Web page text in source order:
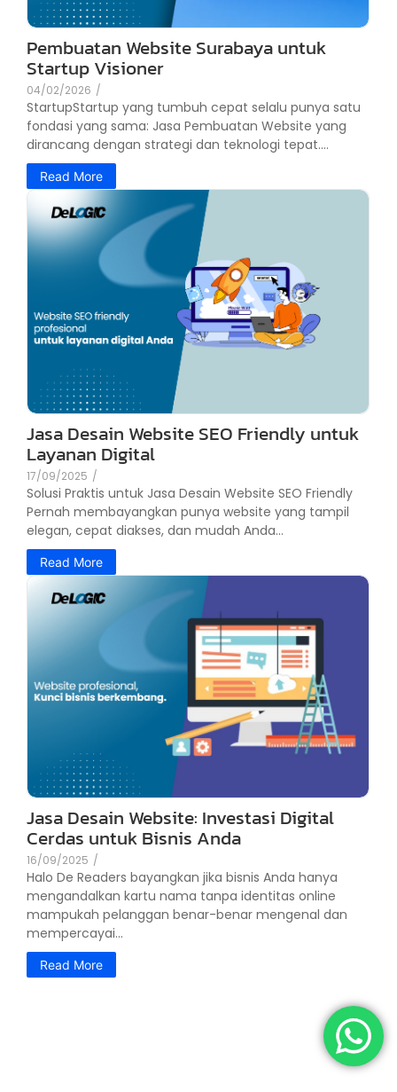
Pembuatan Website Surabaya untuk
Startup Visioner
04/02/2026 /
StartupStartup yang tumbuh cepat selalu punya satu
fondasi yang sama: Jasa Pembuatan Website yang
dirancang dengan strategi dan teknologi tepat....
Read More
Jasa Desain Website SEO Friendly untuk
Layanan Digital
17/09/2025 /
Solusi Praktis untuk Jasa Desain Website SEO Friendly
Pernah membayangkan punya website yang tampil
elegan, cepat diakses, dan mudah Anda...
Read More
Jasa Desain Website: Investasi Digital
Cerdas untuk Bisnis Anda
16/09/2025 /
Halo De Readers bayangkan jika bisnis Anda hanya
mengandalkan kartu nama tanpa identitas online
mampukah pelanggan benar-benar mengenal dan
mempercayai...
Read More